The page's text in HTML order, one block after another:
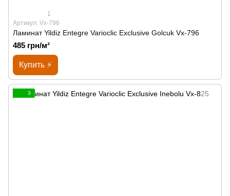
1
Артикул: Vx-796
Ламинат Yildiz Entegre Varioclic Exclusive Golcuk Vx-796
485 грн/м²
Купить ⚡
3